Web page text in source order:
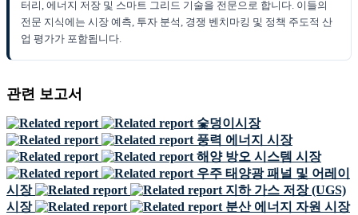
터리, 에너지 저장 및 스마트 그리드 기술을 전문으로 합니다. 이들의
전문 지식에는 시장 예측, 투자 분석, 경쟁 벤치마킹 및 정책 주도적 산
업 평가가 포함됩니다.
관련 보고서
숯덩이시장
풍력 에너지 시장
해양 방오 시스템 시장
우주 태양광 패널 및 어레이
시장
지하 가스 저장 (UGS)
시장
분산 에너지 자원 시장